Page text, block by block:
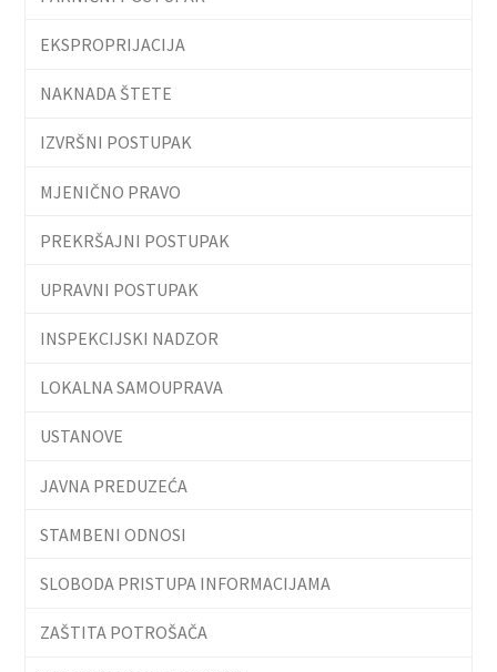
EKSPROPRIJACIJA
NAKNADA ŠTETE
IZVRŠNI POSTUPAK
MJENIČNO PRAVO
PREKRŠAJNI POSTUPAK
UPRAVNI POSTUPAK
INSPEKCIJSKI NADZOR
LOKALNA SAMOUPRAVA
USTANOVE
JAVNA PREDUZEĆA
STAMBENI ODNOSI
SLOBODA PRISTUPA INFORMACIJAMA
ZAŠTITA POTROŠAČA